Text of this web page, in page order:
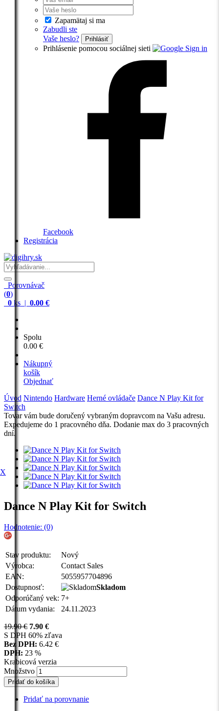
Zapamätaj si ma
Zabudli ste
Vaše heslo?
Prihlásiť
Prihlásenie pomocou sociálnej sieti
Facebook
Registrácia
Porovnávač
(0)
0 ks | 0.00 €
Spolu
0.00 €
Nákupný
košík
Objednať
Úvod Nintendo Hardware Herné ovládače Dance N Play Kit for
Switch
Tovar vám bude doručený vybraným dopravcom na Vašu adresu.
Expedujeme do 1 pracovného dňa. Dodanie max do 3 pracovných
dní.
Dance N Play Kit for Switch
Hodnotenie: (0)
Stav produktu:
Nový
Výrobca:
Contact Sales
EAN:
5055957704896
Dostupnosť:
Skladom
Odporúčaný vek: 7+
Dátum vydania:
24.11.2023
19.90 € 7.90 €
S DPH 60% zľava
Bez DPH: 6.42 €
DPH: 23 %
Krabicová verzia
Množstvo
Pridať do košíka
Pridať na porovnanie